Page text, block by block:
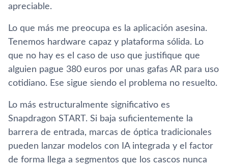
apreciable.
Lo que más me preocupa es la aplicación asesina.
Tenemos hardware capaz y plataforma sólida. Lo
que no hay es el caso de uso que justifique que
alguien pague 380 euros por unas gafas AR para uso
cotidiano. Ese sigue siendo el problema no resuelto.
Lo más estructuralmente significativo es
Snapdragon START. Si baja suficientemente la
barrera de entrada, marcas de óptica tradicionales
pueden lanzar modelos con IA integrada y el factor
de forma llega a segmentos que los cascos nunca